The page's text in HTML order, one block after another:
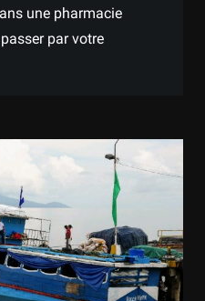
une pharmacie
par votre